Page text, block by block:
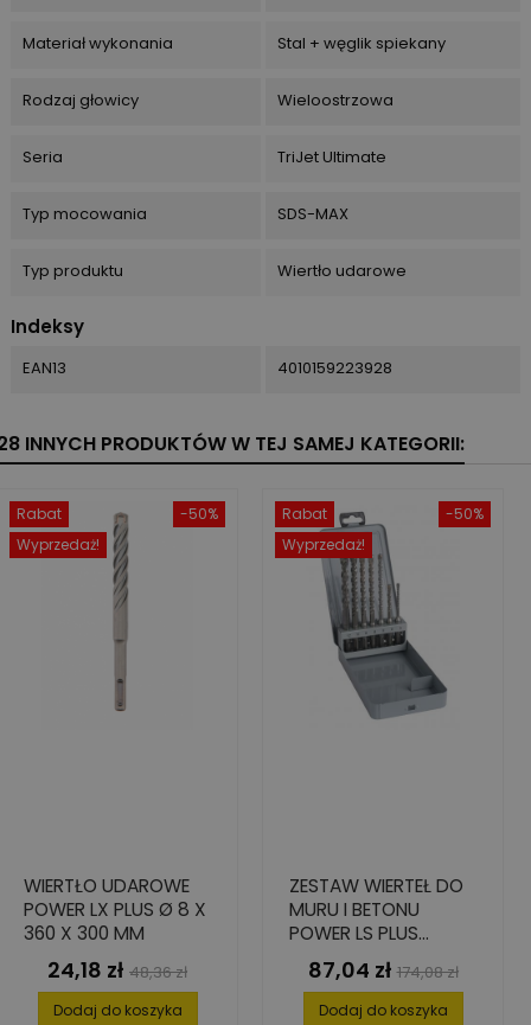
Materiał wykonania Stal + węglik spiekany
Rodzaj głowicy Wieloostrzowa
Seria TriJet Ultimate
Typ mocowania SDS-MAX
Typ produktu Wiertło udarowe
Indeksy
EAN13 4010159223928
INNYCH PRODUKTÓW W TEJ SAMEJ KATEGORII:
-50%
Rabat
Wyprzedaż!
WIERTŁO UDAROWE
POWER LX PLUS Ø 8 X
360 X 300 MM
Cena
24,18 zł Cena
podstawowa
48,36 zł
Dodaj do koszyka
-50%
Rabat
Wyprzedaż!
ZESTAW WIERTEŁ DO
MURU I BETONU
POWER LS PLUS
PROBOX 7 ELEMENT.
5-12
Cena
87,04 zł Cena
podstawowa
174,08 zł
Dodaj do koszyka